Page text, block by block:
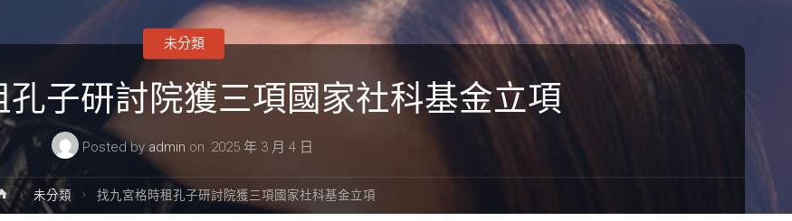
孔子研討院獲三項國家社科基金立項
Posted by admin on 2025 年 3 月 4 日
未分類
Home未分類 找九宮格時租孔子研討院獲三項國家社科基金立項